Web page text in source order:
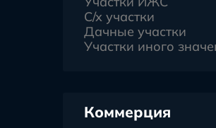
С/х участки
Дачные участки
Участки иного
Коммерция